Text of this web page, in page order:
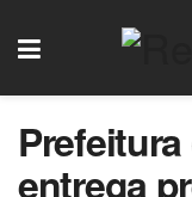
entrega